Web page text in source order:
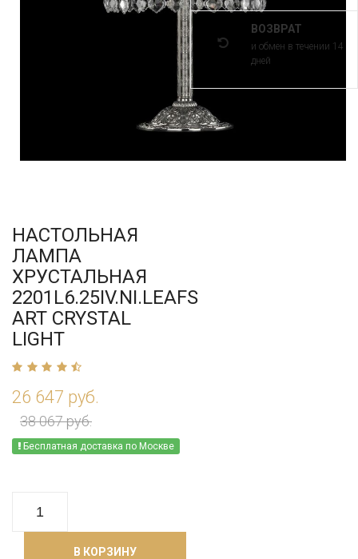
НАСТОЛЬНАЯ
ЛАМПА
ХРУСТАЛЬНАЯ
2201L6.25IV.NI.LEAFS
ART CRYSTAL
LIGHT
26 647 руб.
38 067 руб.
Бесплатная доставка по Москве
В КОРЗИНУ
ВОЗВРАТ
и обмен в течении 14
дней